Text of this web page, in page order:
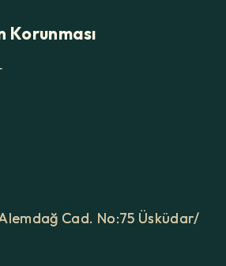
Korunması
Alemdağ Cad. No:75 Üsküdar/